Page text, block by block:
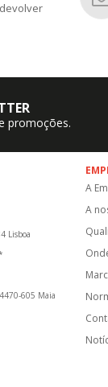
promoções.
Lisboa
605 Maia
A
A